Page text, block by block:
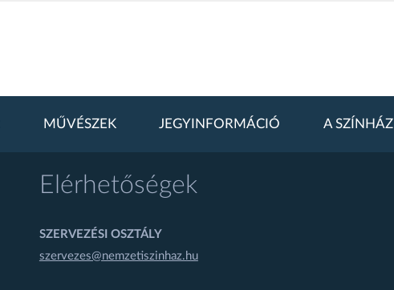
MŰVÉSZEK JEGYINFORMÁCIÓ A SZÍNHÁZ
Elérhetőségek
SZERVEZÉSI OSZTÁLY
szervezes@nemzetiszinhaz.hu